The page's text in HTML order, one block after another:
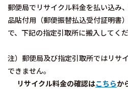
郵便局でリサイクル料金を払い込み
品貼付用（郵便振替払込受付証明書
で、下記の指定引取所に搬入してくだ
注）郵便局及び指定引取所ではリサ
できません。
リサイクル料金の確認はこちらか